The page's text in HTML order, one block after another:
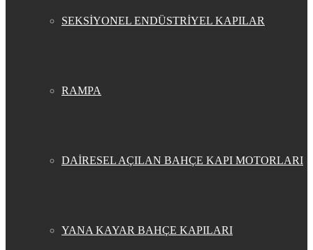
SEKSİYONEL ENDÜSTRİYEL KAPILAR
RAMPA
DAİRESEL AÇILAN BAHÇE KAPI MOTORLARI
YANA KAYAR BAHÇE KAPILARI